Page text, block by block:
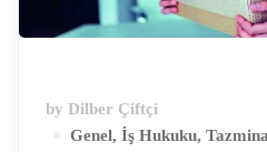
by Dilber Çiftçi
Genel, İş Hukuku,